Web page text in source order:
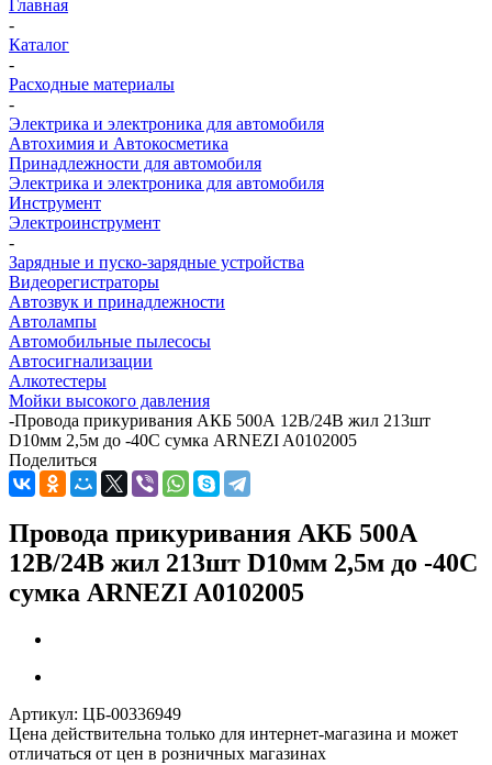
Главная
-
Каталог
-
Расходные материалы
-
Электрика и электроника для автомобиля
Автохимия и Автокосметика
Принадлежности для автомобиля
Электрика и электроника для автомобиля
Инструмент
Электроинструмент
-
Зарядные и пуско-зарядные устройства
Видеорегистраторы
Автозвук и принадлежности
Автолампы
Автомобильные пылесосы
Автосигнализации
Алкотестеры
Мойки высокого давления
-Провода прикуривания АКБ 500А 12В/24В жил 213шт
D10мм 2,5м до -40C сумка ARNEZI A0102005
Поделиться
Провода прикуривания АКБ 500А
12В/24В жил 213шт D10мм 2,5м до -40C
сумка ARNEZI A0102005
Артикул: ЦБ-00336949
Цена действительна только для интернет-магазина и может
отличаться от цен в розничных магазинах